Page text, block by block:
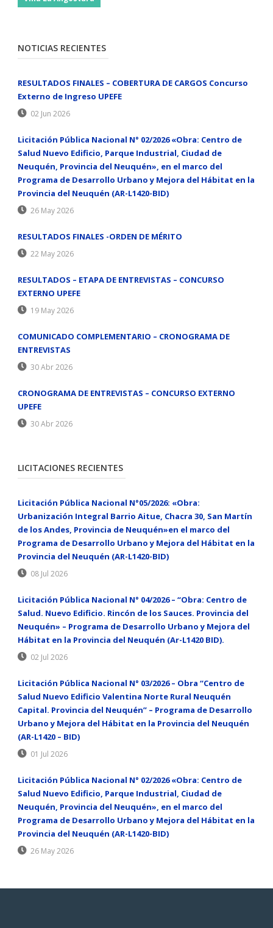
NOTICIAS RECIENTES
RESULTADOS FINALES – COBERTURA DE CARGOS Concurso
Externo de Ingreso UPEFE
02 Jun 2026
Licitación Pública Nacional N° 02/2026 «Obra: Centro de
Salud Nuevo Edificio, Parque Industrial, Ciudad de
Neuquén, Provincia del Neuquén», en el marco del
Programa de Desarrollo Urbano y Mejora del Hábitat en la
Provincia del Neuquén (AR-L1420-BID)
26 May 2026
RESULTADOS FINALES -ORDEN DE MÉRITO
22 May 2026
RESULTADOS – ETAPA DE ENTREVISTAS – CONCURSO
EXTERNO UPEFE
19 May 2026
COMUNICADO COMPLEMENTARIO – CRONOGRAMA DE
ENTREVISTAS
30 Abr 2026
CRONOGRAMA DE ENTREVISTAS – CONCURSO EXTERNO
UPEFE
30 Abr 2026
LICITACIONES RECIENTES
Licitación Pública Nacional N°05/2026: «Obra:
Urbanización Integral Barrio Aitue, Chacra 30, San Martín
de los Andes, Provincia de Neuquén»en el marco del
Programa de Desarrollo Urbano y Mejora del Hábitat en la
Provincia del Neuquén (AR-L1420-BID)
08 Jul 2026
Licitación Pública Nacional N° 04/2026 – “Obra: Centro de
Salud. Nuevo Edificio. Rincón de los Sauces. Provincia del
Neuquén» – Programa de Desarrollo Urbano y Mejora del
Hábitat en la Provincia del Neuquén (Ar-L1420 BID).
02 Jul 2026
Licitación Pública Nacional N° 03/2026 – Obra “Centro de
Salud Nuevo Edificio Valentina Norte Rural Neuquén
Capital. Provincia del Neuquén” – Programa de Desarrollo
Urbano y Mejora del Hábitat en la Provincia del Neuquén
(AR-L1420 – BID)
01 Jul 2026
Licitación Pública Nacional N° 02/2026 «Obra: Centro de
Salud Nuevo Edificio, Parque Industrial, Ciudad de
Neuquén, Provincia del Neuquén», en el marco del
Programa de Desarrollo Urbano y Mejora del Hábitat en la
Provincia del Neuquén (AR-L1420-BID)
26 May 2026